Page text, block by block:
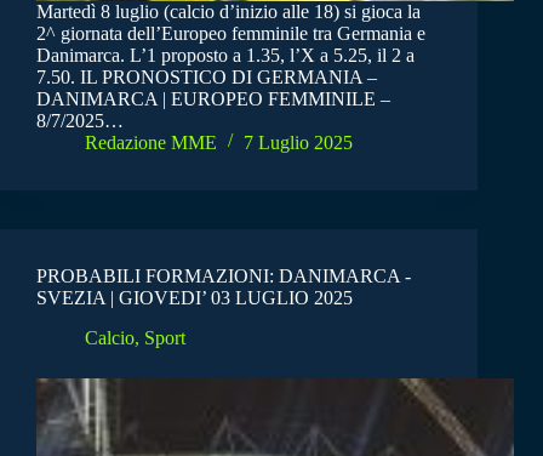
Martedì 8 luglio (calcio d’inizio alle 18) si gioca la
2^ giornata dell’Europeo femminile tra Germania e
Danimarca. L’1 proposto a 1.35, l’X a 5.25, il 2 a
7.50. IL PRONOSTICO DI GERMANIA –
DANIMARCA | EUROPEO FEMMINILE –
8/7/2025…
Redazione MME
7 Luglio 2025
PROBABILI FORMAZIONI: DANIMARCA -
SVEZIA | GIOVEDI’ 03 LUGLIO 2025
Calcio, Sport